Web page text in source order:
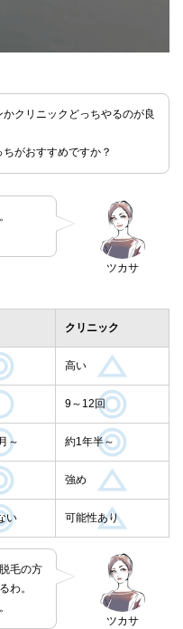
クリニックどっちやるのが良
がおすすめですか？
ツカサ
クリニック
高い
9～12回
～ 約1年半～
強め
い 可能性あり
ツカサ
毛の方
わ。